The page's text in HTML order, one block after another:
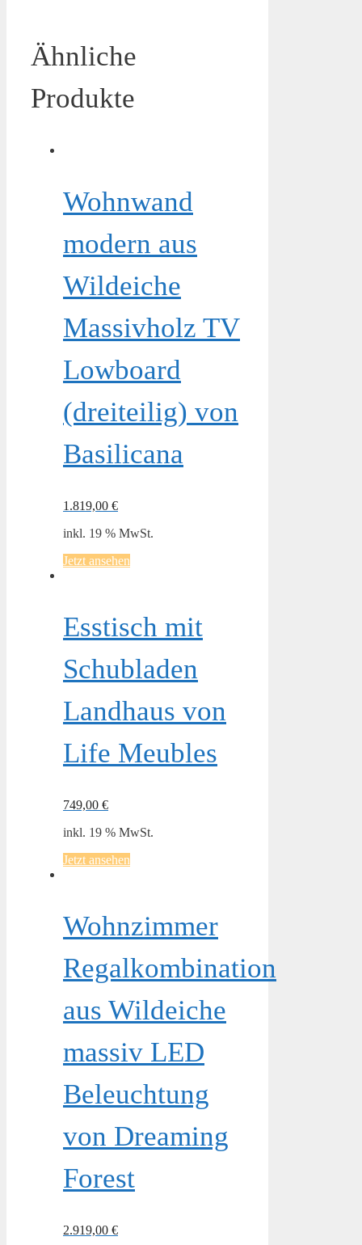
Ähnliche
Produkte
Wohnwand
modern aus
Wildeiche
Massivholz TV
Lowboard
(dreiteilig) von
Basilicana
1.819,00 €
inkl. 19 % MwSt.
Jetzt ansehen
Esstisch mit
Schubladen
Landhaus von
Life Meubles
749,00 €
inkl. 19 % MwSt.
Jetzt ansehen
Wohnzimmer
Regalkombination
aus Wildeiche
massiv LED
Beleuchtung
von Dreaming
Forest
2.919,00 €